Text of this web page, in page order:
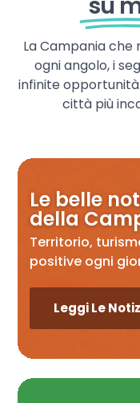
La Campania
ogni angolo, i
infinite
città più
Le belle
della
Territorio,
positive ogni
Leggi Le